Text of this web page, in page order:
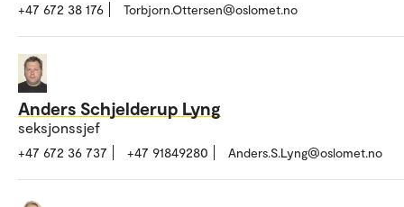
+47 672 38 176 Torbjorn.Ottersen@oslomet.no
Anders Schjelderup Lyng
seksjonssjef
+47 672 36 737 +47 91849280 Anders.S.Lyng@oslomet.no